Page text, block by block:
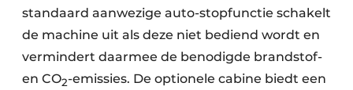
standaard aanwezige auto-stopfunctie schakelt
de machine uit als deze niet bediend wordt en
vermindert daarmee de benodigde brandstof-
en CO2-emissies. De optionele cabine biedt een